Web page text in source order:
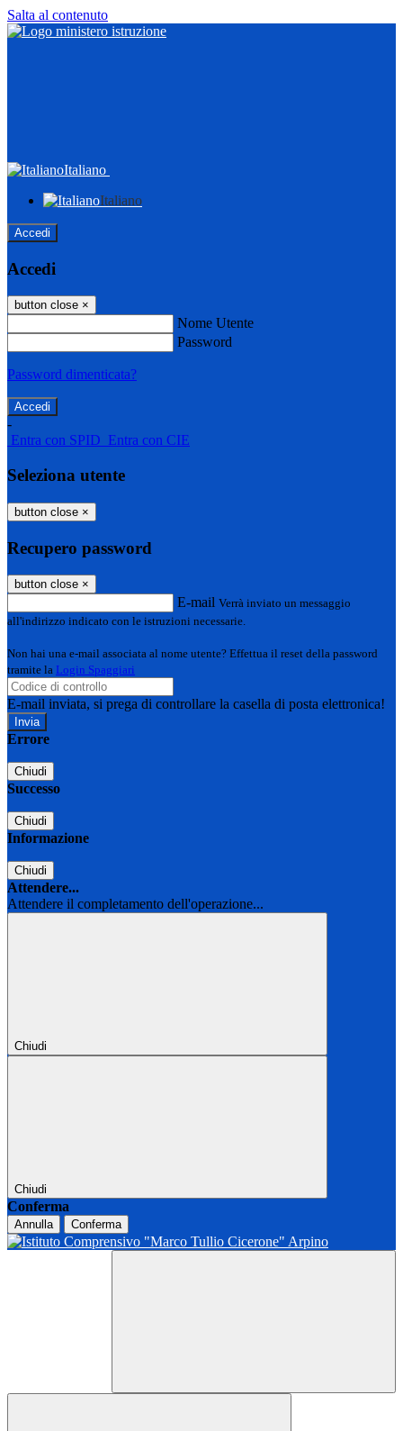
Salta al contenuto
Italiano
Italiano
Accedi
Accedi
button close ×
Nome Utente
Password
Password dimenticata?
-
Entra con SPID Entra con CIE
Seleziona utente
button close ×
Recupero password
button close ×
E-mail Verrà inviato un messaggio
all'indirizzo indicato con le istruzioni necessarie.
Non hai una e-mail associata al nome utente? Effettua il reset della password
tramite la Login Spaggiari
E-mail inviata, si prega di controllare la casella di posta elettronica!
Errore
Chiudi
Successo
Chiudi
Informazione
Chiudi
Attendere...
Attendere il completamento dell'operazione...
Chiudi
Chiudi
Conferma
Annulla Conferma